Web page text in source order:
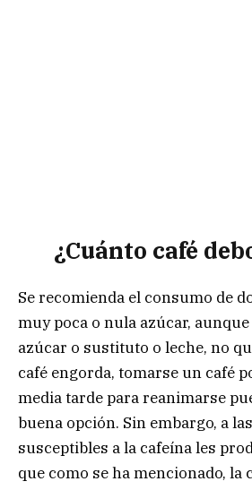
¿Cuánto café
Se recomienda el consumo de
muy poca o nula azúcar,
azúcar o sustituto o leche, no
café engorda, tomarse un café
media tarde para reanimarse
buena opción. Sin embargo, a
susceptibles a la cafeína les
que como se ha mencionado, la